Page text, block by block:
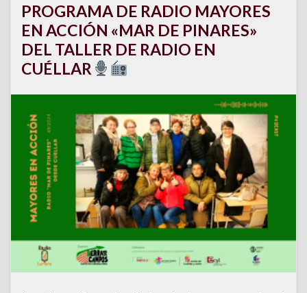
PROGRAMA DE RADIO MAYORES
EN ACCIÓN «MAR DE PINARES»
DEL TALLER DE RADIO EN
CUÉLLAR